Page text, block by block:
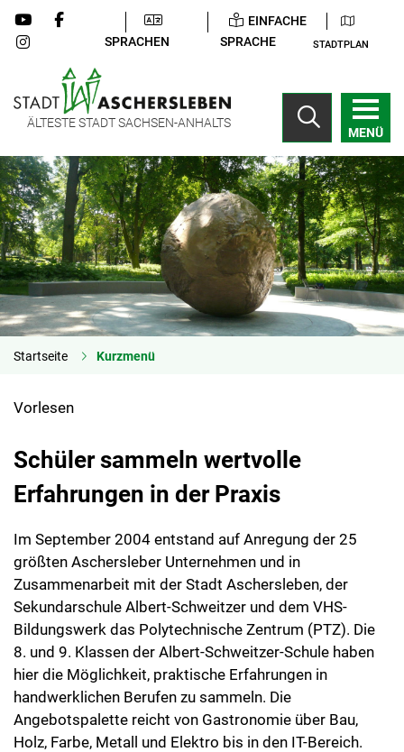
SPRACHEN
EINFACHE
SPRACHE
STADTPLAN
ÄLTESTE STADT SACHSEN-ANHALTS
MENÜ
Startseite Kurzmenü
Vorlesen
Schüler sammeln wertvolle
Erfahrungen in der Praxis
Im September 2004 entstand auf Anregung der 25
größten Aschersleber Unternehmen und in
Zusammenarbeit mit der Stadt Aschersleben, der
Sekundarschule Albert-Schweitzer und dem VHS-
Bildungswerk das Polytechnische Zentrum (PTZ). Die
8. und 9. Klassen der Albert-Schweitzer-Schule haben
hier die Möglichkeit, praktische Erfahrungen in
handwerklichen Berufen zu sammeln. Die
Angebotspalette reicht von Gastronomie über Bau,
Holz, Farbe, Metall und Elektro bis in den IT-Bereich.